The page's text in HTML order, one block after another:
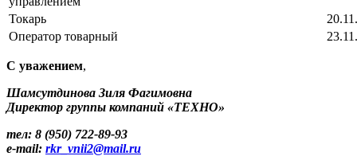
Токарь
Оператор товарный
С уважением,
Шамсутдинова Зиля Фагимовна
Директор группы компаний «ТЕХНО»
тел: 8 (950) 722-89-93
e-mail: rkr_vnii2@mail.ru